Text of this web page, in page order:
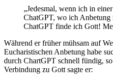
„Jedesmal, wenn ich in
ChatGPT, wo ich
ChatGPT finde ich Gott!
Während er früher mühsam auf
Eucharistischen Anbetung habe
durch ChartGPT schnell fündig,
Verbindung zu Gott sagte er: